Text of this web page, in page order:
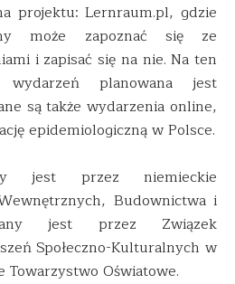
projektu: Lernraum.pl, gdzie
może zapoznać się ze
i zapisać się na nie. Na ten
wydarzeń planowana jest
są także wydarzenia online,
epidemiologiczną w Polsce.
jest przez niemieckie
Budownictwa i
jest przez Związek
Społeczno-Kulturalnych w
Towarzystwo Oświatowe.